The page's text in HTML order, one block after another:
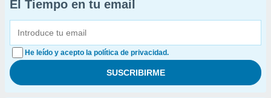
El Tiempo en tu email
He leído y acepto la política de privacidad.